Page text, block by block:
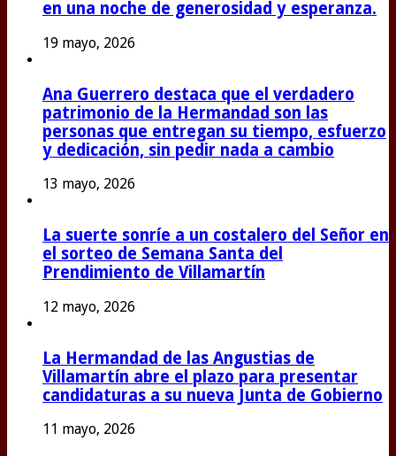
en una noche de generosidad y esperanza.
19 mayo, 2026
Ana Guerrero destaca que el verdadero
patrimonio de la Hermandad son las
personas que entregan su tiempo, esfuerzo
y dedicación, sin pedir nada a cambio
13 mayo, 2026
La suerte sonríe a un costalero del Señor en
el sorteo de Semana Santa del
Prendimiento de Villamartín
12 mayo, 2026
La Hermandad de las Angustias de
Villamartín abre el plazo para presentar
candidaturas a su nueva Junta de Gobierno
11 mayo, 2026